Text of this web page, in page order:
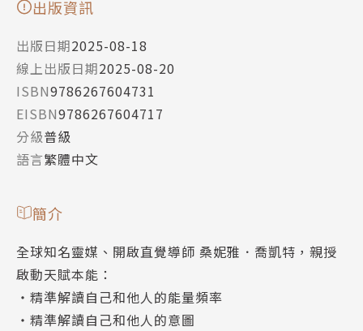
出版資訊
出版日期2025-08-18
線上出版日期2025-08-20
ISBN9786267604731
EISBN9786267604717
分級普級
語言繁體中文
簡介
全球知名靈媒、開啟直覺導師 桑妮雅．喬凱特，親授
啟動天賦本能：
・精準解讀自己和他人的能量頻率
・精準解讀自己和他人的意圖